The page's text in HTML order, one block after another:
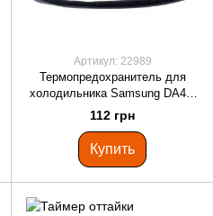
Артикул: 22989
Термопредохранитель для
холодильника Samsung DA47-
10160J
112 грн
Купить